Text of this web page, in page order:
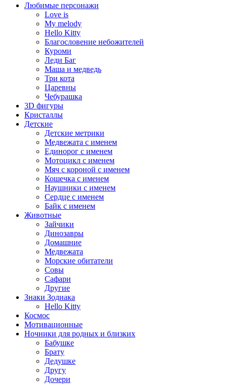
Любимые персонажи
Love is
My melody
Hello Kitty
Благословение небожителей
Куроми
Леди Баг
Маша и медведь
Три кота
Царевны
Чебурашка
3D фигуры
Кристаллы
Детские
Детские метрики
Медвежата с именем
Единорог с именем
Мотоцикл с именем
Мяч с короной с именем
Кошечка с именем
Наушники с именем
Сердце с именем
Байк с именем
Животные
Зайчики
Динозавры
Домашние
Медвежата
Морские обитатели
Совы
Сафари
Другие
Знаки Зодиака
Hello Kitty
Космос
Мотивационные
Ночники для родных и близких
Бабушке
Брату
Дедушке
Другу
Дочери